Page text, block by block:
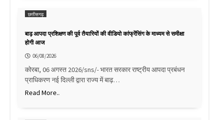
छत्तीसगढ़
बाढ़ आपदा प्रशिक्षण की पूर्व तैयारियों की वीडियो कांफ्रेंसिंग के माध्यम से समीक्षा
होगी आज
06/08/2026
कोरबा, 06 अगस्त 2026/sns/- भारत सरकार राष्ट्रीय आपदा प्रबंधन
प्राधिकरण नई दिल्ली द्वारा राज्य में बाढ़…
Read More..